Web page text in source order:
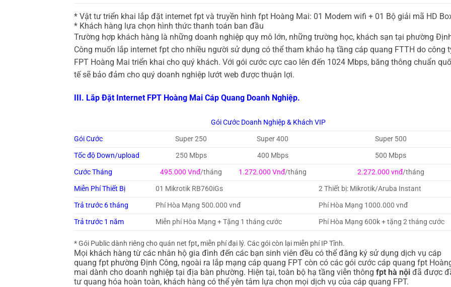
* Vật tư triển khai lắp đặt internet fpt và truyền hình fpt Hoàng Mai: 01 Modem wifi + 01 Bộ giải mã HD
* Khách hàng lựa chọn hình thức thanh toán ban đầu
Trường hợp khách hàng là những doanh nghiệp quy mô lớn, những trường học, khách sạn tại phường
Công muốn lắp internet fpt cho nhiều người sử dụng có thể tham khảo hạ tầng cáp quang FTTH do công
FPT Hoàng Mai triển khai cho quý khách. Với gói cước cực cao lên đến 1024 Mbps, băng thông chuẩn
tế sẽ bảo đảm cho quý doanh nghiệp lướt web được thuận lợi.
III. Lắp Đặt Internet FPT Hoàng Mai Cáp Quang Doanh Nghiệp.
Gói Cước Doanh Nghiệp & Khách VIP
Gói Cước
Super 250 Super 400
Super 500
Tốc độ Down/upload
250 Mbps 400 Mbps
500 Mbps
Cước Tháng
495.000 Vnđ/tháng 1.272.000 Vnđ/tháng 2.272.000 vnđ/tháng
Miễn Phí Thiết Bị
01 Mikrotik RB760iGs
2 Thiết bị: Mikrotik/Aruba Instant
Trả trước 6 tháng
Phí Hòa Mạng 500.000 vnđ
Phí Hòa Mạng 1000.000 vnđ
Trả trước 1 năm
Miễn phí Hòa Mạng + Tặng 1 tháng cước Phí Hòa Mạng 600k + tặng 2 tháng cước
* Gói Public dành riêng cho quán net fpt, miễn phí đại lý. Các gói còn lại miễn phí IP Tĩnh.
Mọi khách hàng từ các nhân hộ gia đình đến các bạn sinh viên đều có thể đăng ký sử dụng dịch vụ cáp
quang fpt phường Định Công, ngoài ra lắp mạng cáp quang FPT còn có các gói cước cáp quang fpt
mai dành cho doanh nghiệp tại địa bàn phường. Hiện tại, toàn bộ hạ tầng viễn thông fpt hà nội đã được
tư quang hóa hoàn toàn, khách hàng có thể yên tâm lựa chọn mọi dịch vụ của cáp quang FPT.